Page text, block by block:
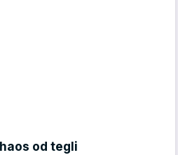
od tegli